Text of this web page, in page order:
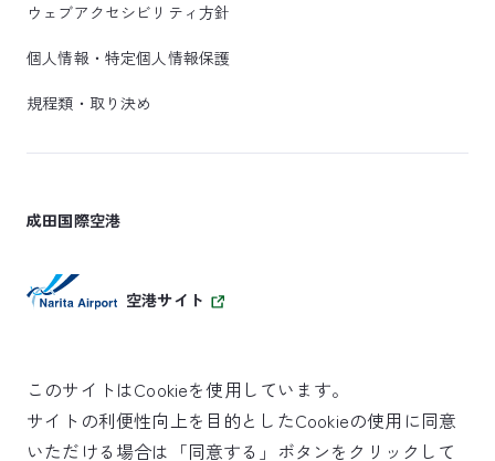
ウェブアクセシビリティ方針
個人情報・特定個人情報保護
規程類・取り決め
成田国際空港
空港サイト
SKYTRAX
このサイトはCookieを使用しています。
サイトの利便性向上を目的としたCookieの使用に同意
いただける場合は「同意する」ボタンをクリックして